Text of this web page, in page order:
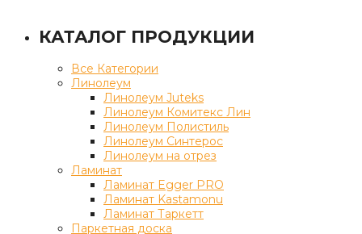
КАТАЛОГ ПРОДУКЦИИ
Все Категории
Линолеум
Линолеум Juteks
Линолеум Комитекс Лин
Линолеум Полистиль
Линолеум Синтерос
Линолеум на отрез
Ламинат
Ламинат Egger PRO
Ламинат Kastamonu
Ламинат Таркетт
Паркетная доска